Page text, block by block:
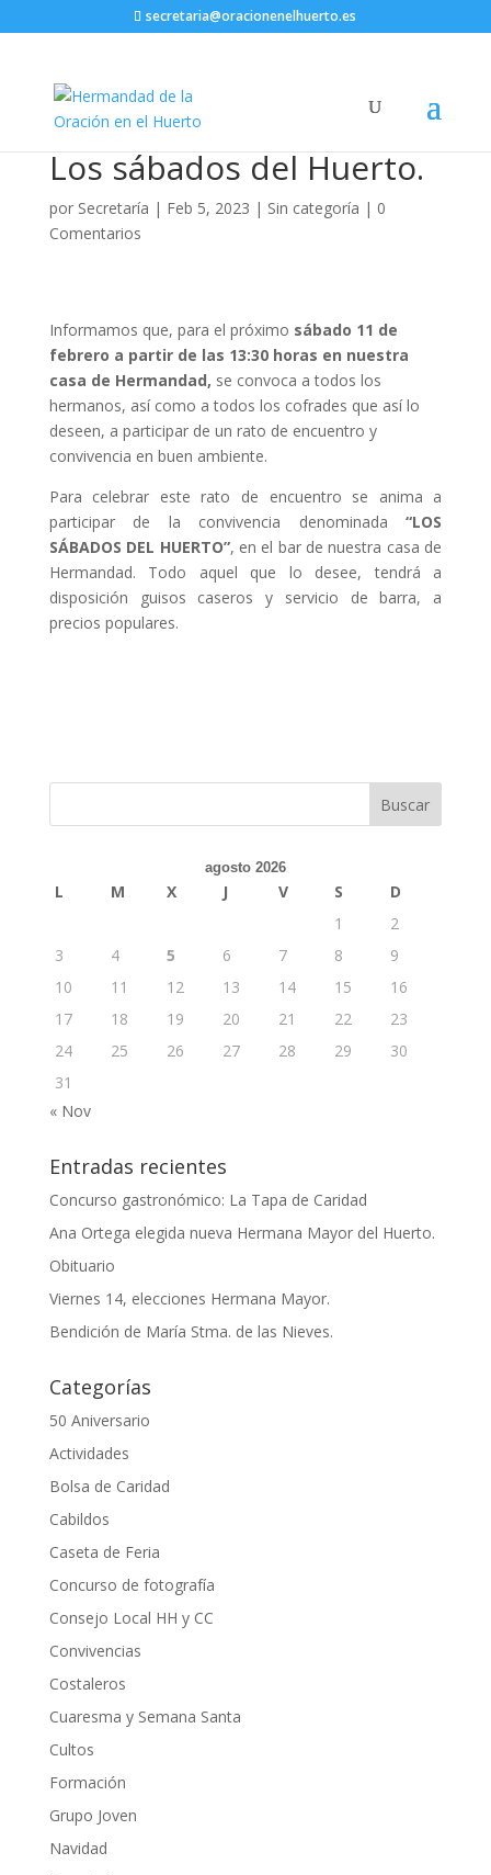
secretaria@oracionenelhuerto.es
Los sábados del Huerto.
por Secretaría | Feb 5, 2023 | Sin categoría | 0
Comentarios
Informamos que, para el próximo sábado 11 de
febrero a partir de las 13:30 horas en nuestra
casa de Hermandad, se convoca a todos los
hermanos, así como a todos los cofrades que así lo
deseen, a participar de un rato de encuentro y
convivencia en buen ambiente.
Para celebrar este rato de encuentro se anima a
participar de la convivencia denominada“LOS
SÁBADOS DEL HUERTO”, en el bar de nuestra casa de
Hermandad. Todo aquel que lo desee, tendrá a
disposición guisos caseros y servicio de barra, a
precios populares.
agosto 2026
L M X J V S
D
1
2
3
4 5 6 7 8
9
10
11 12 13 14 15
16
17
18 19 20 21 22
23
24
25 26 27 28 29
30
31
« Nov
Entradas recientes
Concurso gastronómico: La Tapa de Caridad
Ana Ortega elegida nueva Hermana Mayor del Huerto.
Obituario
Viernes 14, elecciones Hermana Mayor.
Bendición de María Stma. de las Nieves.
Categorías
50 Aniversario
Actividades
Bolsa de Caridad
Cabildos
Caseta de Feria
Concurso de fotografía
Consejo Local HH y CC
Convivencias
Costaleros
Cuaresma y Semana Santa
Cultos
Formación
Grupo Joven
Navidad